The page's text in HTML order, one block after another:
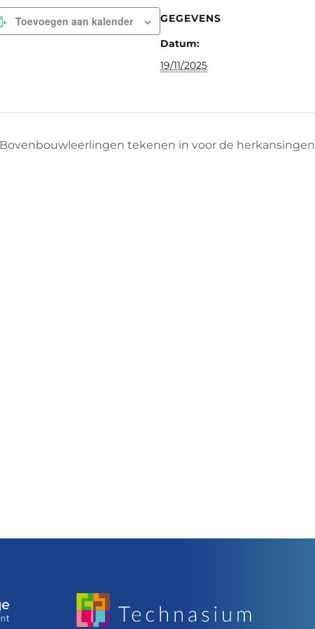
Toevoegen aan kalender
GEGEVENS
Datum:
19/11/2025
Bovenbouwleerlingen tekenen in voor de herkansingen